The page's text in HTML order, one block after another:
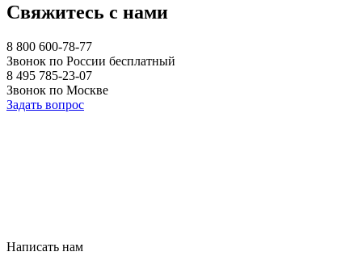
Свяжитесь с нами
8 800 600-78-77
Звонок по России бесплатный
8 495 785-23-07
Звонок по Москве
Задать вопрос
Написать нам